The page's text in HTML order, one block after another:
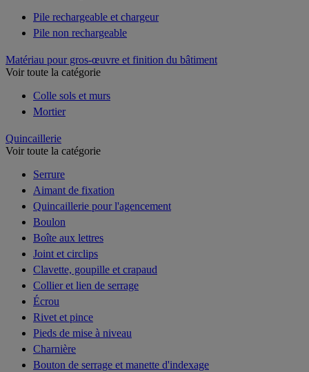
Pile rechargeable et chargeur
Pile non rechargeable
Matériau pour gros-œuvre et finition du bâtiment
Voir toute la catégorie
Colle sols et murs
Mortier
Quincaillerie
Voir toute la catégorie
Serrure
Aimant de fixation
Quincaillerie pour l'agencement
Boulon
Boîte aux lettres
Joint et circlips
Clavette, goupille et crapaud
Collier et lien de serrage
Écrou
Rivet et pince
Pieds de mise à niveau
Charnière
Bouton de serrage et manette d'indexage